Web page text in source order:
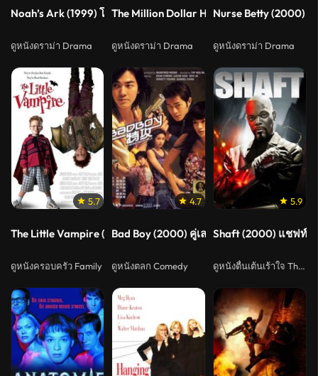
Noah’s Ark (1999) โนอาร์ บัญชาสวรรค์วันสิ้นโลกจากพระคัมภีร์ไบ
ดูหนังดราม่า Drama
The Million Dollar Hotel (2000) ปมฆ่าปริศ
ดูหนังดราม่า Drama
Nurse Betty (2000)
ดูหนังดราม่า Drama
5.7
The Little Vampire (2000) เดอะ ลิตเติล แวมไพร์
ดูหนังครอบครัว Family
4.7
Bad Boy (2000) คู่เลว
ดูหนังตลก Comedy
5.9
Shaft (2000) แชฟท์
ดูหนังตื่นเต้นเร้าใจ Thriller